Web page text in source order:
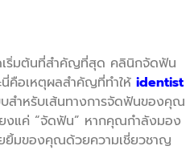
เริ่มต้นที่สำคัญที่สุด คลินิกจัดฟัน
คือเหตุผลสำคัญที่ทำให้ identist
ำหรับเส้นทางการจัดฟันของคุณ
ยงแค่ “จัดฟัน” หากคุณกำลังมอง
ยิ้มของคุณด้วยความเชี่ยวชาญ